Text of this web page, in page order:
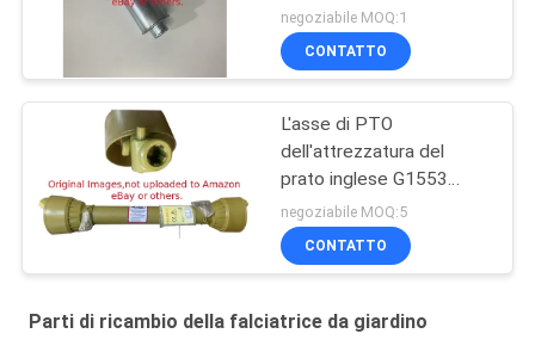
Lightweight Fairway
Mowers
negoziabile MOQ:1
CONTATTO
L'asse di PTO
dell'attrezzatura del
prato inglese G1553
misura i ventilatori del
BUFALO
negoziabile MOQ:5
CONTATTO
Parti di ricambio della falciatrice da giardino